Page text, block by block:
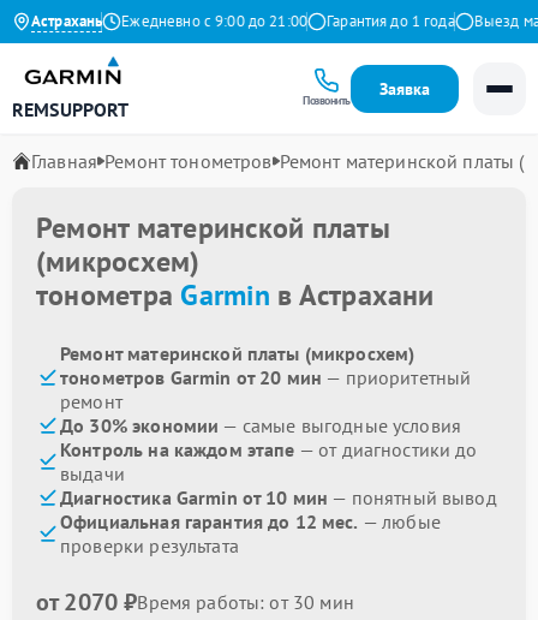
Астрахань
на Яндекс Ежедневно с 9:00 до 21:00 Гарантия до 1 года Выезд
REMSUPPORT Позвонить
Заявка
Главная Ремонт тонометров Ремонт материнской платы
Ремонт материнской платы
(микросхем)
тонометра Garmin в Астрахани
Ремонт материнской платы (микросхем)
тонометров Garmin от 20 мин — приоритетный
ремонт
До 30% экономии — самые выгодные условия
Контроль на каждом этапе — от диагностики до
выдачи
Диагностика Garmin от 10 мин — понятный вывод
Официальная гарантия до 12 мес. — любые
проверки результата
от 2070 ₽Время работы: от 30 мин